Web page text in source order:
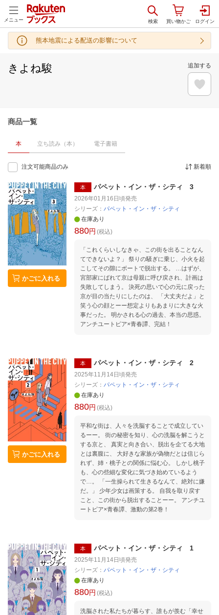
メニュー
熊本地震による配送の影響について
きよね駿 追加する
商品一覧
本 立ち読み（本） 電子書籍
注文可能商品のみ 新着順
かごに入れる
本 パペット・イン・ザ・シティ 3
2026年01月16日頃発売
シリーズ： パペット・イン・ザ・シティ
在庫あり
880円 (税込)
「これくらいしなきゃ、この街を出ることなん
てできないよ？」 祭りの騒ぎに乗じ、小火を起
こしてその隙にボートで脱出する。 …はずが、
宮部家にばれて京は母親に呼び戻され、計画は
失敗してしまう。 決死の思いで心の元に戻った
京が目の当たりにしたのは、 「大丈夫だよ」と
笑う心の顔とーー想定よりもあまりに大きな火
事だった。 明かされる心の過去、本当の思惑。
アンチユートピア×青春譚、完結！
かごに入れる
本 パペット・イン・ザ・シティ 2
2025年11月14日頃発売
シリーズ： パペット・イン・ザ・シティ
在庫あり
880円 (税込)
平和な街は、人々を洗脳することで成立してい
るーー。 街の秘密を知り、心の洗脳を解こうと
する京と、 真実と向き合い、脱出を企てる大地
とは裏腹に、 大好きな家族が偽物だとは信じら
れず、姉・桃子との関係に悩む心。 しかし桃子
も、心の些細な変化に気づき始めているよう
で…。 「一生操られて生きるなんて、絶対に嫌
だ。」 少年少女は画策する。 自我を取り戻す
こと、この街から脱出することーー。 アンチユ
ートピア×青春譚、激動の第2巻！
本 パペット・イン・ザ・シティ 1
2025年11月14日頃発売
シリーズ： パペット・イン・ザ・シティ
在庫あり
880円 (税込)
洗脳された私たちが暮らす、誰もが羨む「幸せ